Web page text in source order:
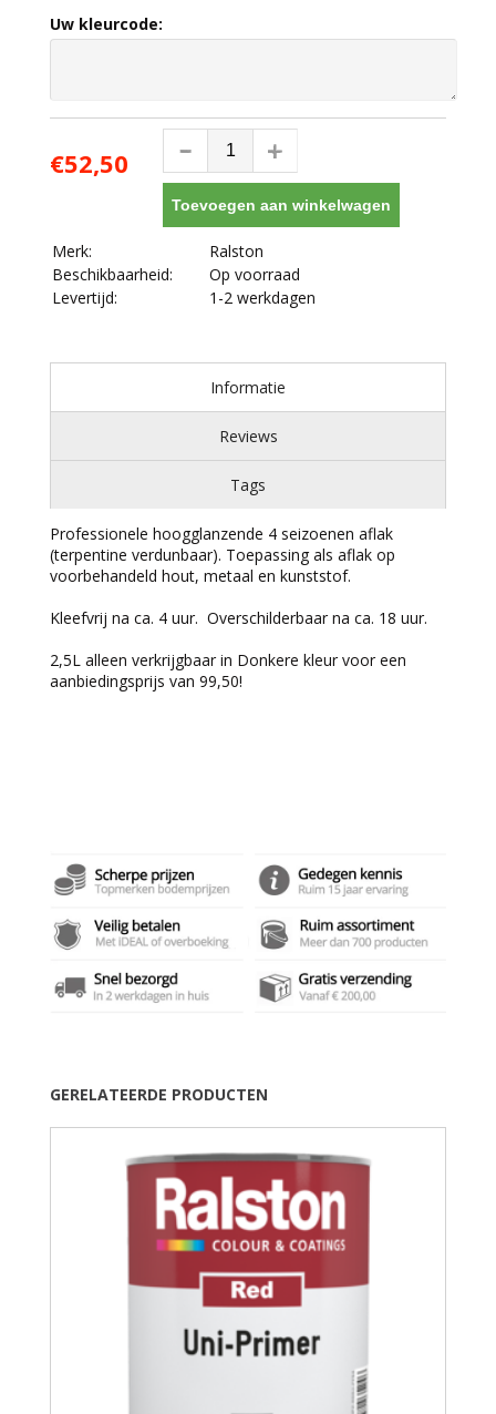
Uw kleurcode:
€52,50
Toevoegen aan winkelwagen
Merk:
Ralston
Beschikbaarheid:
Op voorraad
Levertijd:
1-2 werkdagen
Informatie
Reviews
Tags
Professionele hoogglanzende 4 seizoenen aflak
(terpentine verdunbaar). Toepassing als aflak op
voorbehandeld hout, metaal en kunststof.
Kleefvrij na ca. 4 uur. Overschilderbaar na ca. 18 uur.
2,5L alleen verkrijgbaar in Donkere kleur voor een
aanbiedingsprijs van 99,50!
GERELATEERDE PRODUCTEN